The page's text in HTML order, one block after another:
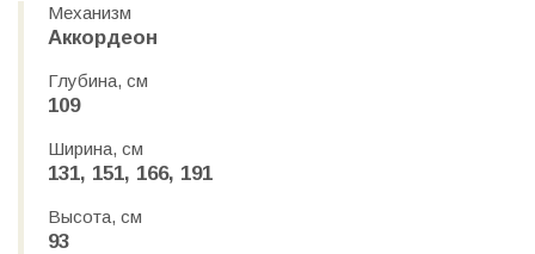
Механизм
Аккордеон
Глубина, см
109
Ширина, см
131, 151, 166, 191
Высота, см
93